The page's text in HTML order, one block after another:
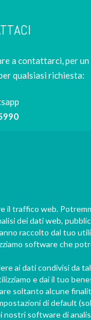
a contattarci, per un
qualsiasi richiesta:
il traffico web.
dei dati web,
raccolto dal tuo
software che
ai dati condivisi da
e dai il tuo
soltanto alcune
di default
software di